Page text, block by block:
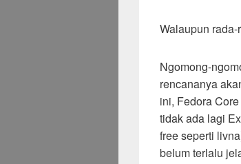
Walaupun rada-
Ngomong-
rencananya
ini, Fedora
tidak ada lagi
free seperti
belum terlalu